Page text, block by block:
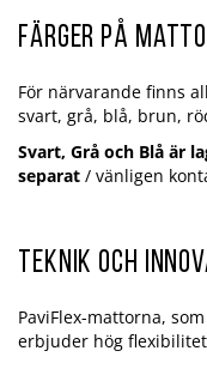
Färger på
För närvarande finns
svart, grå, blå, brun,
Svart, Grå och Blå är
separat / vänligen
Teknik och
PaviFlex-mattorna,
erbjuder hög